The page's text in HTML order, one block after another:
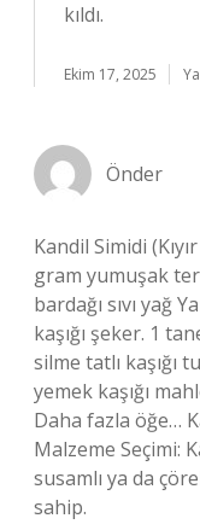
kıldı.
Ekim 17, 2025
Önder
Kandil Simidi
gram yumuşak
bardağı sıvı yağ
kaşığı şeker. 1
silme tatlı kaşığı
yemek kaşığı
Daha fazla öğe…
Malzeme Seçimi:
susamlı ya da
sahip.